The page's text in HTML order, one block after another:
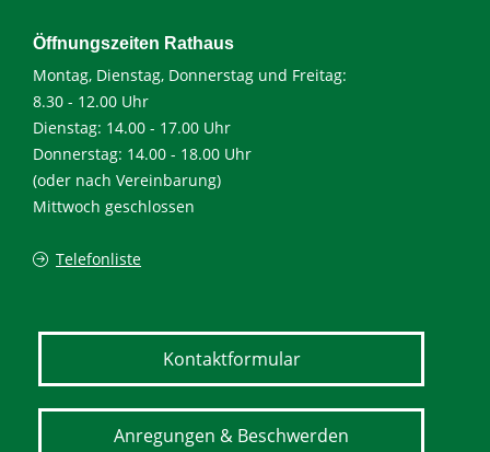
Öffnungszeiten Rathaus
Montag, Dienstag, Donnerstag und Freitag:
8.30 - 12.00 Uhr
Dienstag: 14.00 - 17.00 Uhr
Donnerstag: 14.00 - 18.00 Uhr
(oder nach Vereinbarung)
Mittwoch geschlossen
Telefonliste
Kontaktformular
Anregungen & Beschwerden